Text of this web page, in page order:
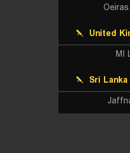
United
MI
Sri Lanka